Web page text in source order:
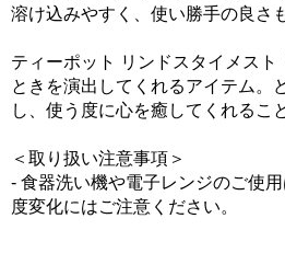
溶け込みやすく、使い勝手の良さ
ティーポット リンドスタイメスト
ときを演出してくれるアイテム。
し、使う度に心を癒してくれるこ
＜取り扱い注意事項＞
- 食器洗い機や電子レンジのご使
度変化にはご注意ください。